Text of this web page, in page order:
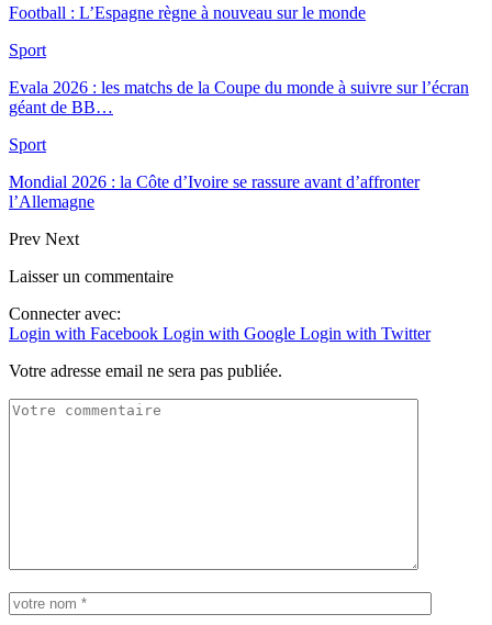
Football : L’Espagne règne à nouveau sur le monde
Sport
Evala 2026 : les matchs de la Coupe du monde à suivre sur l’écran
géant de BB…
Sport
Mondial 2026 : la Côte d’Ivoire se rassure avant d’affronter
l’Allemagne
Prev Next
Laisser un commentaire
Connecter avec:
Login with Facebook Login with Google Login with Twitter
Votre adresse email ne sera pas publiée.